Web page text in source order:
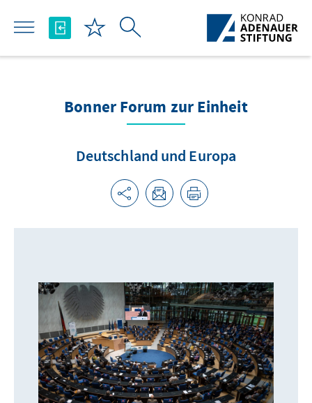
تخطي إلى المحتوى الرئيسي
Bonner Forum zur Einheit
Deutschland und Europa